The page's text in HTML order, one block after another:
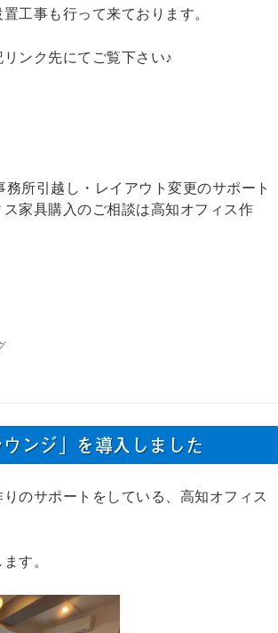
工事も行って来ております。
ンク先にてご覧下さい♪
所引越し・レイアウト変更のサポート
家具購入のご相談は高知オフィス作
ンジ」を導入しました
のサポートをしている、高知オフィス
す。